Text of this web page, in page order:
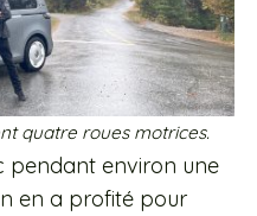
quatre roues motrices.
pendant environ une
en a profité pour